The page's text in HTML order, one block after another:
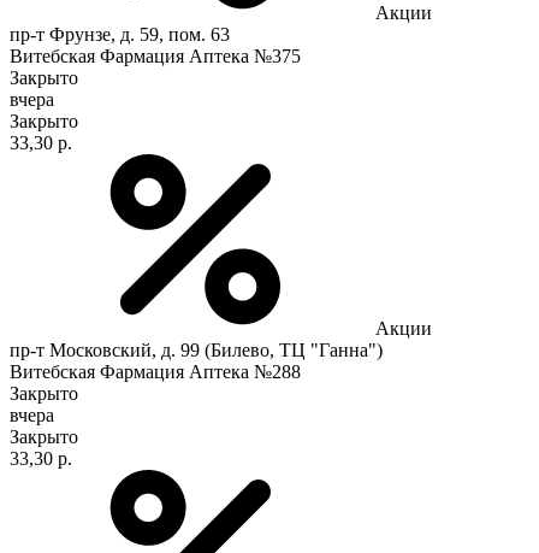
Акции
пр-т Фрунзе, д. 59, пом. 63
Витебская Фармация Аптека №375
Закрыто
вчера
Закрыто
33,30 р.
Акции
пр-т Московский, д. 99 (Билево, ТЦ "Ганна")
Витебская Фармация Аптека №288
Закрыто
вчера
Закрыто
33,30 р.